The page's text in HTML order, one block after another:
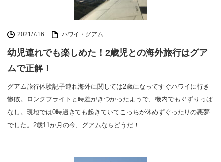
2021/7/16 ハワイ・グアム
幼児連れでも楽しめた！2歳児との海外旅行はグア
ムで正解！
グアム旅行体験記子連れ海外に関しては2歳になってすぐハワイに行き
惨敗。ロングフライトと時差がきつかったようで、機内でもぐずりっぱ
なし。現地では0時過ぎても起きていてこっちが休めずぐったりの悪夢
でした。2歳11か月の今、グアムならどうだ！…